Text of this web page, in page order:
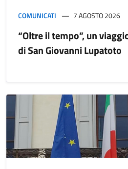
COMUNICATI 7 AGOSTO 2026
“Oltre il tempo”, un
di San Giovanni Lupatoto